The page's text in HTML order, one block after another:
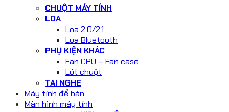
CHUỘT MÁY TÍNH
LOA
Loa 2.0/2.1
Loa Bluetooth
PHỤ KIỆN KHÁC
Fan CPU – Fan case
Lót chuột
TAI NGHE
Máy tính để bàn
Màn hình máy tính